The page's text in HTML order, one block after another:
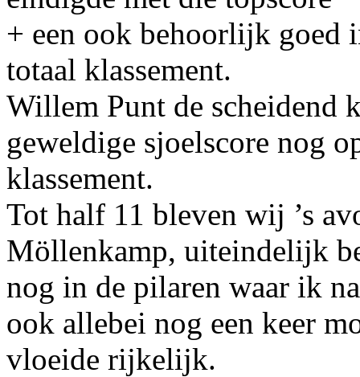
+ een ook behoorlijk goed
totaal klassement.
Willem Punt de scheidend
geweldige sjoelscore nog
klassement.
Tot half 11 bleven wij ’s
Möllenkamp, uiteindelijk
nog in de pilaren waar ik
ook allebei nog een keer
vloeide rijkelijk.